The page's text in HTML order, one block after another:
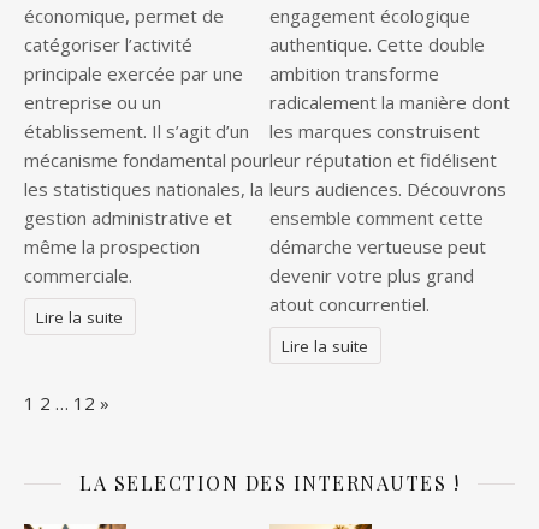
économique, permet de
catégoriser l’activité
principale exercée par une
entreprise ou un
établissement. Il s’agit d’un
mécanisme fondamental pour
les statistiques nationales, la
gestion administrative et
même la prospection
commerciale.
Lire la suite
engagement écologique
authentique. Cette double
ambition transforme
radicalement la manière dont
les marques construisent
leur réputation et fidélisent
leurs audiences. Découvrons
ensemble comment cette
démarche vertueuse peut
devenir votre plus grand
atout concurrentiel.
Lire la suite
Page:
1 2 … 12 Next
»
LA SELECTION DES INTERNAUTES !